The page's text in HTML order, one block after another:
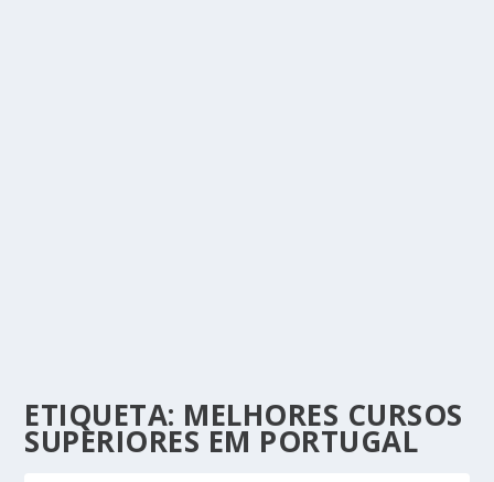
ETIQUETA: MELHORES CURSOS
SUPERIORES EM PORTUGAL